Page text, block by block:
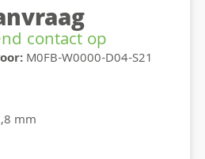
contact op
M0FB-W0000-D04-S21
mm